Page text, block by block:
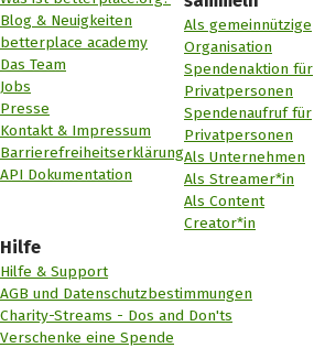
Blog & Neuigkeiten
betterplace academy
Das Team
Jobs
Presse
Kontakt & Impressum
Barrierefreiheitserklärung
API Dokumentation
Als gemeinnützige
Organisation
Spendenaktion für
Privatpersonen
Spendenaufruf für
Privatpersonen
Als Unternehmen
Als Streamer*in
Als Content
Creator*in
Hilfe
Hilfe & Support
AGB und Datenschutzbestimmungen
Charity-Streams - Dos and Don'ts
Verschenke eine Spende